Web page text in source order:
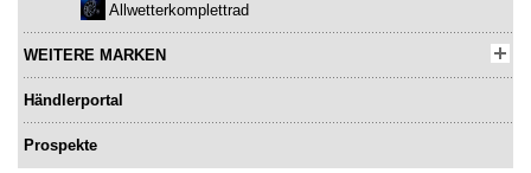
Allwetterkomplettrad
WEITERE MARKEN
Händlerportal
Prospekte